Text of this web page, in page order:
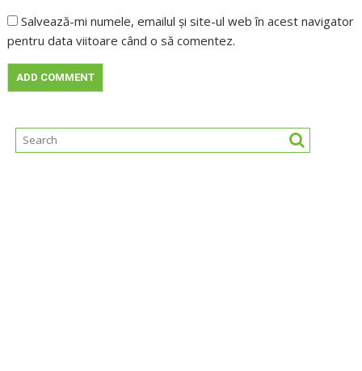
Salvează-mi numele, emailul și site-ul web în acest navigator
pentru data viitoare când o să comentez.